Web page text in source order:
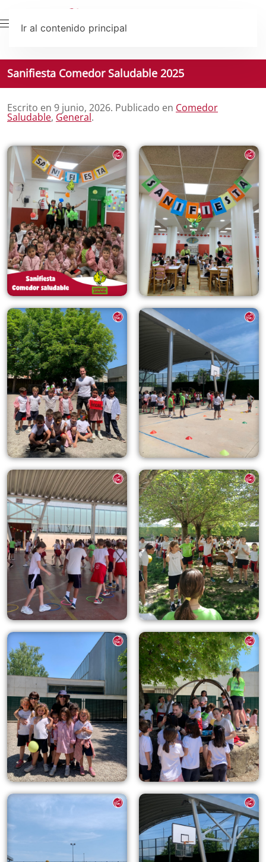
Ir al contenido principal
Sanifiesta Comedor Saludable 2025
Escrito en 9 junio, 2026. Publicado en Comedor
Saludable, General.